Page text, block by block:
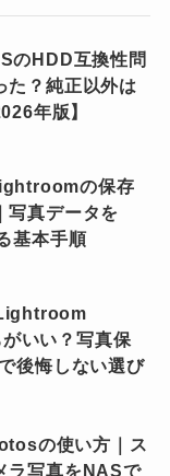
HDD互換性問
た？純正以外は
年版】
の保存
写真データを
基本手順
いい？写真保
後悔しない選び
の使い方｜ス
ラ写真をNASで